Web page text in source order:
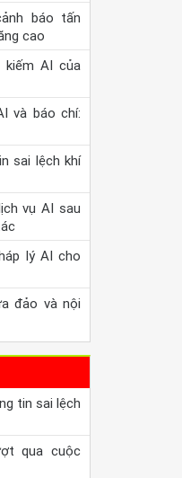
báo tấn
cao
AI của
và báo chí:
sai lệch khí
vụ AI sau
lý AI cho
đảo và nội
tin sai lệch
qua cuộc